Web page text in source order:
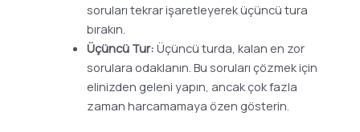
soruları tekrar işaretleyerek üçüncü tura
bırakın.
Üçüncü Tur: Üçüncü turda, kalan en zor
sorulara odaklanın. Bu soruları çözmek için
elinizden geleni yapın, ancak çok fazla
zaman harcamamaya özen gösterin.